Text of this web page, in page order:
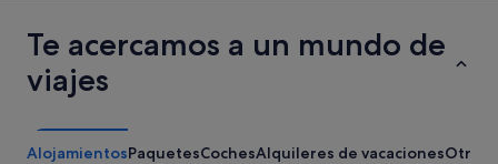
Te acercamos a un mundo de
viajes
AlojamientosPaquetesCochesAlquileres de vacacionesOtros